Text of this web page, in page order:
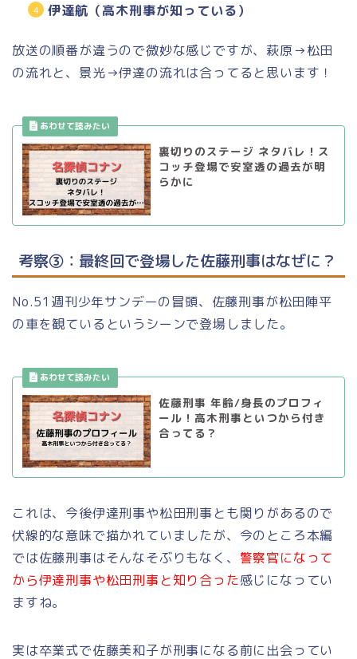
伊達航（高木刑事が知っている）
放送の順番が違うので微妙な感じですが、萩原→松田
の流れと、景光→伊達の流れは合ってると思います！
裏切りのステージ ネタバレ！ス
コッチ登場で安室透の過去が明
らかに
考察③：最終回で登場した佐藤刑事はなぜに？
No.51週刊少年サンデーの冒頭、佐藤刑事が松田陣平
の車を観ているというシーンで登場しました。
佐藤刑事 年齢/身長のプロフィ
ール！高木刑事といつから付き
合ってる？
これは、今後伊達刑事や松田刑事とも関りがあるので
伏線的な意味で描かれていましたが、今のところ本編
では佐藤刑事はそんなそぶりもなく、 警察官になって
から伊達刑事や松田刑事と知り合った感じになってい
ますね。
実は卒業式で佐藤美和子が刑事になる前に出会ってい